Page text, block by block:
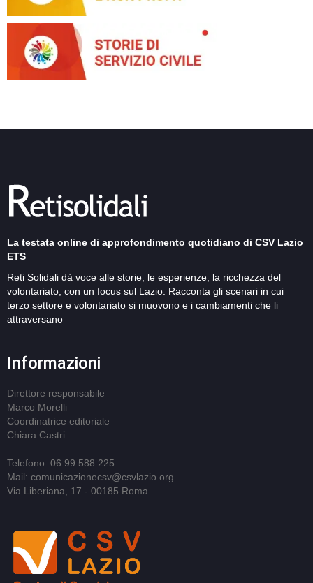
La testata online di approfondimento quotidiano di CSV Lazio
ETS
Reti Solidali dà voce alle storie, le esperienze, la ricchezza del
volontariato, con un focus sul Lazio. Racconta gli scenari in cui
terzo settore e volontariato si muovono e i cambiamenti che li
attraversano
Informazioni
Direttore responsabile
Marco Morelli
Coordinatrice editoriale
Chiara Castri
Telefono: 06 99 588 225
Mail: comunicazionecsv@csvlazio.org
Via Liberiana, 17 - 00185 Roma